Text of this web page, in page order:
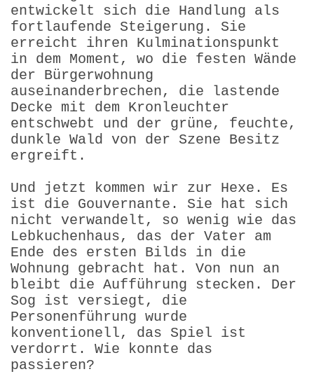
entwickelt sich die Handlung als
fortlaufende Steigerung. Sie
erreicht ihren Kulminationspunkt
in dem Moment, wo die festen Wände
der Bürgerwohnung
auseinanderbrechen, die lastende
Decke mit dem Kronleuchter
entschwebt und der grüne, feuchte,
dunkle Wald von der Szene Besitz
ergreift.
Und jetzt kommen wir zur Hexe. Es
ist die Gouvernante. Sie hat sich
nicht verwandelt, so wenig wie das
Lebkuchenhaus, das der Vater am
Ende des ersten Bilds in die
Wohnung gebracht hat. Von nun an
bleibt die Aufführung stecken. Der
Sog ist versiegt, die
Personenführung wurde
konventionell, das Spiel ist
verdorrt. Wie konnte das
passieren?